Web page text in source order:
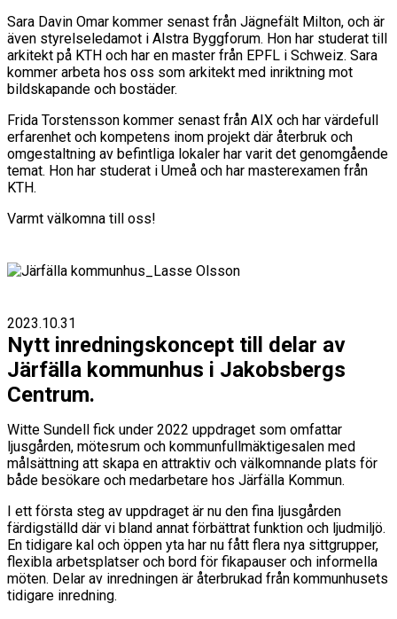
Sara Davin Omar kommer senast från Jägnefält Milton, och är
även styrelseledamot i Alstra Byggforum. Hon har studerat till
arkitekt på KTH och har en master från EPFL i Schweiz. Sara
kommer arbeta hos oss som arkitekt med inriktning mot
bildskapande och bostäder.
Frida Torstensson kommer senast från AIX och har värdefull
erfarenhet och kompetens inom projekt där återbruk och
omgestaltning av befintliga lokaler har varit det genomgående
temat. Hon har studerat i Umeå och har masterexamen från
KTH.
Varmt välkomna till oss!
2023.10.31
Nytt inredningskoncept till delar av
Järfälla kommunhus i Jakobsbergs
Centrum.
Witte Sundell fick under 2022 uppdraget som omfattar
ljusgården, mötesrum och kommunfullmäktigesalen med
målsättning att skapa en attraktiv och välkomnande plats för
både besökare och medarbetare hos Järfälla Kommun.
I ett första steg av uppdraget är nu den fina ljusgården
färdigställd där vi bland annat förbättrat funktion och ljudmiljö.
En tidigare kal och öppen yta har nu fått flera nya sittgrupper,
flexibla arbetsplatser och bord för fikapauser och informella
möten. Delar av inredningen är återbrukad från kommunhusets
tidigare inredning.